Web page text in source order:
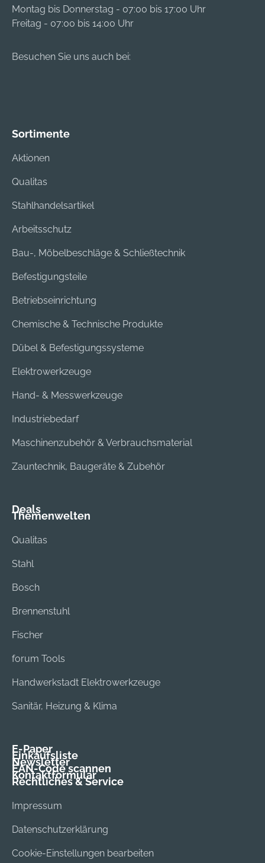
Montag bis Donnerstag - 07:00 bis 17:00 Uhr
Freitag - 07:00 bis 14:00 Uhr
Besuchen Sie uns auch bei:
Sortimente
Aktionen
Qualitas
Stahlhandelsartikel
Arbeitsschutz
Bau-, Möbelbeschläge & Schließtechnik
Befestigungsteile
Betriebseinrichtung
Chemische & Technische Produkte
Dübel & Befestigungssysteme
Elektrowerkzeuge
Hand- & Messwerkzeuge
Industriebedarf
Maschinenzubehör & Verbrauchsmaterial
Zauntechnik, Baugeräte & Zubehör
Deals
Themenwelten
Qualitas
Stahl
Bosch
Brennenstuhl
Fischer
forum Tools
Handwerkstadt Elektrowerkzeuge
Sanitär, Heizung & Klima
E-Paper
Einkaufsliste
Newsletter
EAN-Code scannen
Kontaktformular
Rechtliches & Service
Impressum
Datenschutzerklärung
Cookie-Einstellungen bearbeiten